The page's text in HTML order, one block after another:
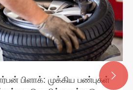
பிளாக்: முக்கிய பண்புகள் 